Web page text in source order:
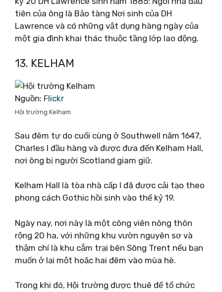
tiên của ông là Bảo tàng Nơi sinh của DH
Lawrence và có những vật dụng hàng ngày của
một gia đình khai thác thuộc tầng lớp lao động.
13. KELHAM
Nguồn: Flickr
Hội trường Kelham
Sau đêm tự do cuối cùng ở Southwell năm 1647,
Charles I đầu hàng và được đưa đến Kelham Hall,
nơi ông bị người Scotland giam giữ.
Kelham Hall là tòa nhà cấp I đã được cải tạo theo
phong cách Gothic hồi sinh vào thế kỷ 19.
Ngày nay, nơi này là một công viên nông thôn
rộng 20 ha, với những khu vườn nguyên sơ và
thậm chí là khu cắm trại bên Sông Trent nếu bạn
muốn ở lại một hoặc hai đêm vào mùa hè.
Trong khi đó, Hội trường được thuê để tổ chức